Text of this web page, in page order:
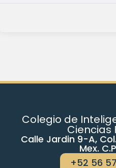
Colegio de
Ciencias
Calle Jardin 9-A,
Mex.
+52 56